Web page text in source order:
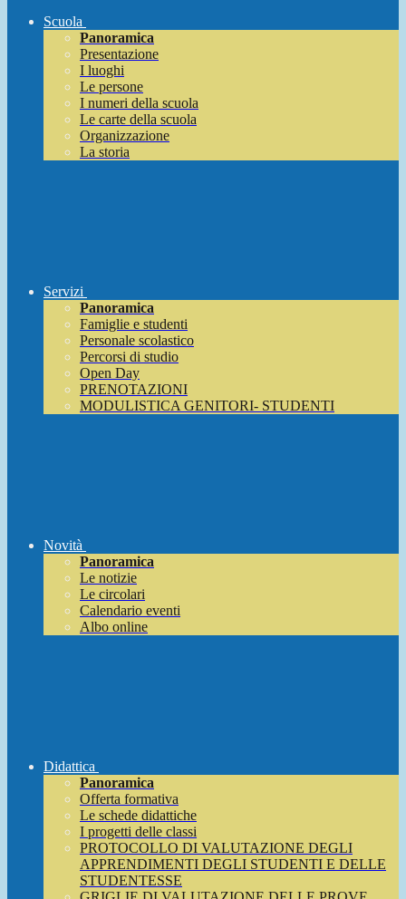
Scuola
Panoramica
Presentazione
I luoghi
Le persone
I numeri della scuola
Le carte della scuola
Organizzazione
La storia
Servizi
Panoramica
Famiglie e studenti
Personale scolastico
Percorsi di studio
Open Day
PRENOTAZIONI
MODULISTICA GENITORI- STUDENTI
Novità
Panoramica
Le notizie
Le circolari
Calendario eventi
Albo online
Didattica
Panoramica
Offerta formativa
Le schede didattiche
I progetti delle classi
PROTOCOLLO DI VALUTAZIONE DEGLI
APPRENDIMENTI DEGLI STUDENTI E DELLE
STUDENTESSE